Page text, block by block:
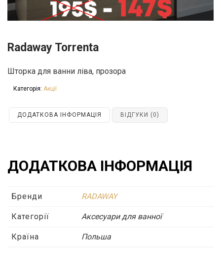
Radaway Torrenta
Шторка для ванни ліва, прозора
Категорія: Акції
ДОДАТКОВА ІНФОРМАЦІЯ ВІДГУКИ (0)
ДОДАТКОВА ІНФОРМАЦІЯ
Бренди RADAWAY
Категорії Аксесуари для ванної
Країна Польша